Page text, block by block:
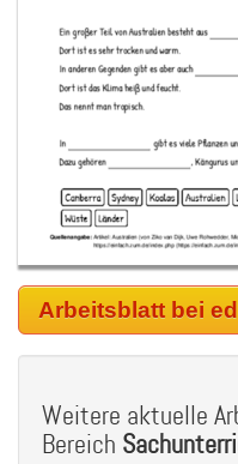
Arbeitsblatt bei
Weitere aktuelle
Bereich